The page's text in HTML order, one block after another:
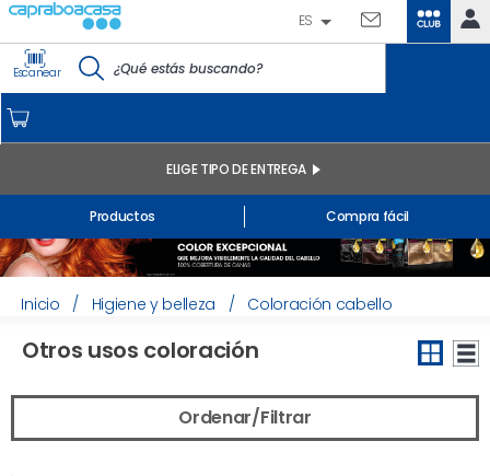
IDENTIFÍCATE
Pedidos online
Mis productos comprados en tienda y online
Listas
INFORMACIÓN GENERAL
ES
Escanear
Productos
ELIGE TIPO DE ENTREGA
Compra fácil
Inicio / Higiene y belleza / Coloración cabello
Otros usos coloración
Ordenar/Filtrar